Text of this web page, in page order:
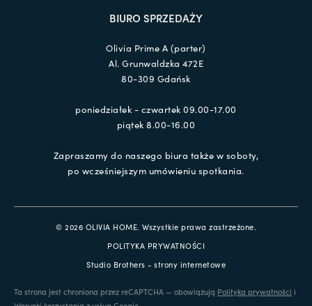
BIURO SPRZEDAŻY
Olivia Prime A (parter)
Al. Grunwaldzka 472E
80-309 Gdańsk
poniedziałek - czwartek 09.00-17.00
piątek 8.00-16.00
Zapraszamy do naszego biura także w soboty,
po wcześniejszym umówieniu spotkania.
© 2026 OLIVIA HOME. Wszystkie prawa zastrzeżone.
POLITYKA PRYWATNOŚCI
Studio Brothers - strony internetowe
Ta strona jest chroniona przez reCAPTCHA — obowiązują Polityka prywatności i